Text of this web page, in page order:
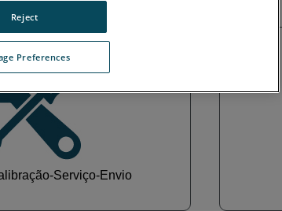
Serviço-Envio
Preferences
Reject